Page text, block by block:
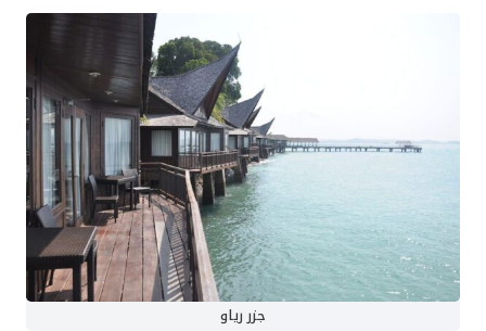
جزر رياو